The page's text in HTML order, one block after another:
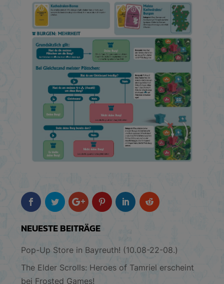
NEUESTE BEITRÄGE
Pop-Up Store in Bayreuth! (10.08-22-08.)
The Elder Scrolls: Heroes of Tamriel erscheint
bei Frosted Games!